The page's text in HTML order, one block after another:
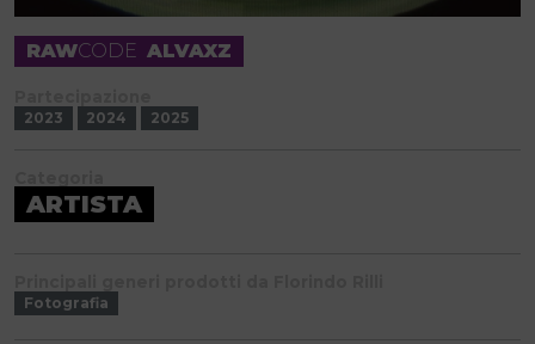
RAWCODE ALVAXZ
2023 2024 2025
ARTISTA
Fotografia